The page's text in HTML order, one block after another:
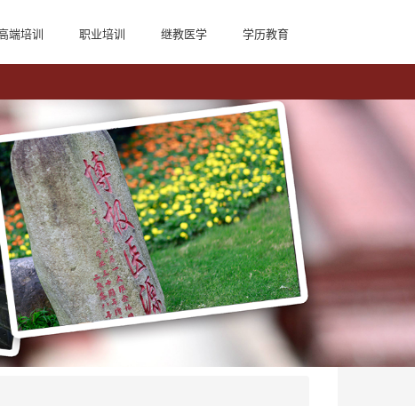
端培训 职业培训 继教医学 学历教育